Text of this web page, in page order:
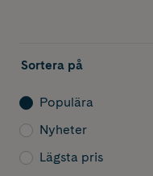
Sortera på
Populära
Nyheter
Lägsta pris